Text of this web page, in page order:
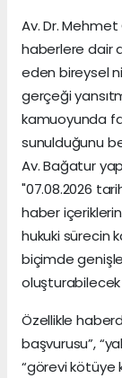
Av. Dr. Mehmet
haberlere dair
eden bireysel
gerçeği
kamuoyunda
sunulduğunu
Av. Bağatur
"07.08.2026
haber
hukuki sürecin
biçimde
Özellikle
başvurusu”,
“görevi kötüye